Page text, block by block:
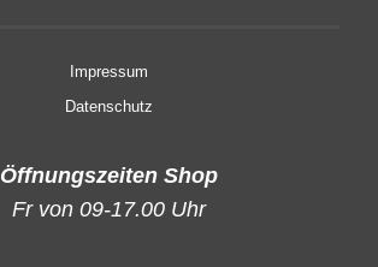
Impressum
Datenschutz
Öffnungszeiten Shop
Fr von 09-17.00 Uhr